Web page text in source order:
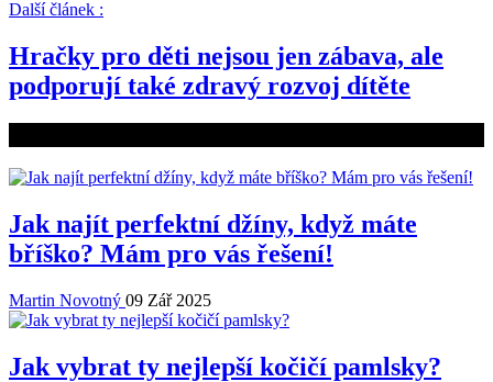
Další článek :
Hračky pro děti nejsou jen zábava, ale
podporují také zdravý rozvoj dítěte
Jak najít perfektní džíny, když máte
bříško? Mám pro vás řešení!
Martin Novotný 09 Zář 2025
Jak vybrat ty nejlepší kočičí pamlsky?